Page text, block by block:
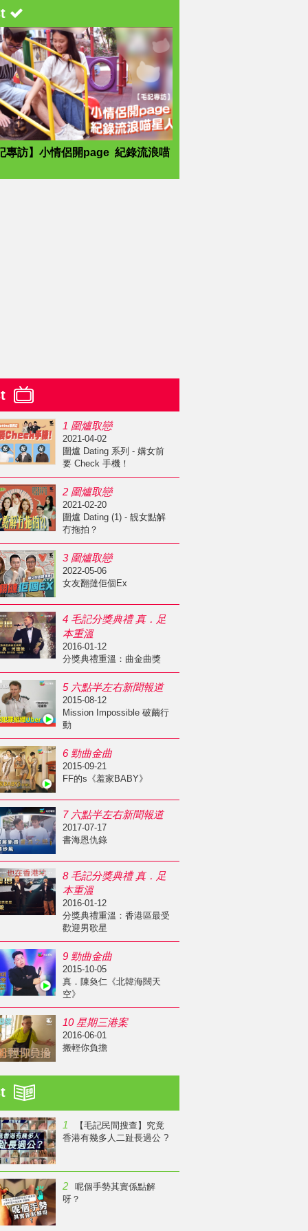
專訪】小情侶開page 紀錄流浪喵
1 圍爐取戀
2021-04-02
圍爐 Dating 系列 - 媾女前
要 Check 手機！
2 圍爐取戀
2021-02-20
圍爐 Dating (1) - 靚女點解
冇拖拍？
3 圍爐取戀
2022-05-06
女友翻撻佢個Ex
4 毛記分獎典禮 真．足
本重溫
2016-01-12
分獎典禮重溫：曲金曲獎
5 六點半左右新聞報道
2015-08-12
Mission Impossible 破繭行
動
6 勁曲金曲
2015-09-21
FF的s《羞家BABY》
7 六點半左右新聞報道
2017-07-17
書海恩仇錄
8 毛記分獎典禮 真．足
本重溫
2016-01-12
分獎典禮重溫：香港區最受
歡迎男歌星
9 勁曲金曲
2015-10-05
真．陳奐仁《北韓海闊天
空》
10 星期三港案
2016-06-01
搬輕你負擔
1
【毛記民間搜查】究竟
香港有幾多人二趾長過公 ?
2
呢個手勢其實係點解
呀？